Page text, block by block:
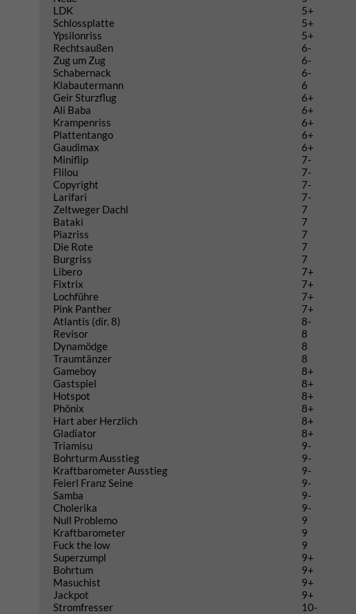
LDK
5+
Schlossplatte
5+
Ypsilonriss
5+
Rechtsaußen
6-
Zug um Zug
6-
Schabernack
6-
Klabautermann
6
Geir Sturzflug
6+
Ali Baba
6+
Krampenriss
6+
Plattentango
6+
Gaudimax
6+
Miniflip
7-
Flilou
7-
Copyright
7-
Larifari
7-
Zeltweger Dachl
7
Bataki
7
Piazriss
7
Die Rote
7
Burgriss
7
Libero
7+
Fixtrix
7+
Lochführe
7+
Pink Panther
7+
Atlantis (dir. 8)
8-
Revisor
8
Dynamödge
8
Traumtänzer
8
Gameboy
8+
Gastspiel
8+
Hotspot
8+
Phönix
8+
Hart aber Herzlich
8+
Gladiator
8+
Triamisu
9-
Bohrturm Ausstieg
9-
Kraftbarometer Ausstieg
9-
Feierl Franz Seine
9-
Samba
9-
Cholerika
9-
Null Problemo
9
Kraftbarometer
9
Fuck the low
9
Superzumpl
9+
Bohrtum
9+
Masuchist
9+
Jackpot
9+
Stromfresser
10-